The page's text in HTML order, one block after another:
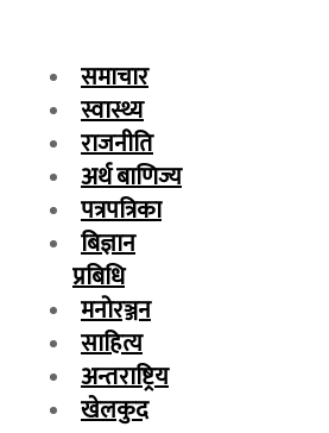
समाचार
स्वास्थ्य
राजनीति
अर्थ बाणिज्य
पत्रपत्रिका
बिज्ञान
प्रबिधि
मनोरञ्जन
साहित्य
अन्तराष्ट्रिय
खेलकुद